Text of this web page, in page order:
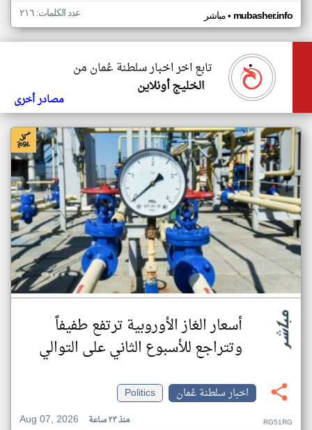
مباشر• mubasher.info عدد الكلمات: ٢١٦
تابع اخر اخبار سلطنة عُمان من
الخليج أونلاين
مصادر أخرى
أسعار الغاز الأوروبية ترتفع طفيفاً
وتتراجع للأسبوع الثاني على التوالي
اخبار سلطنة عُمان
Politics
Aug 07, 2026
منذ ٢٣ ساعة RG51RG